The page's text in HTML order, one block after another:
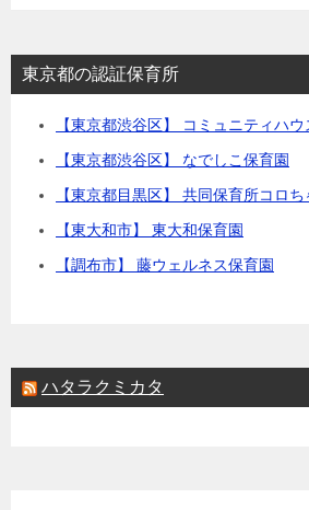
東京都の認証保育所
【東京都渋谷区】 コミュニティハ
【東京都渋谷区】 なでしこ保育園
【東京都目黒区】 共同保育所コロ
【東大和市】 東大和保育園
【調布市】 藤ウェルネス保育園
ハタラクミカタ